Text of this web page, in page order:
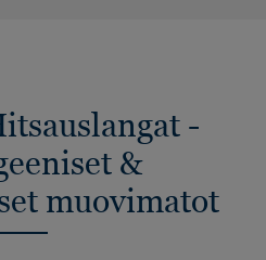
-
&
muovimatot